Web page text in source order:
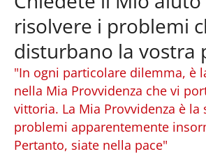
risolvere i problemi
disturbano la vostra
"In ogni particolare dilemma, è
nella Mia Provvidenza che vi
vittoria. La Mia Provvidenza è la
problemi apparentemente
Pertanto, siate nella pace"